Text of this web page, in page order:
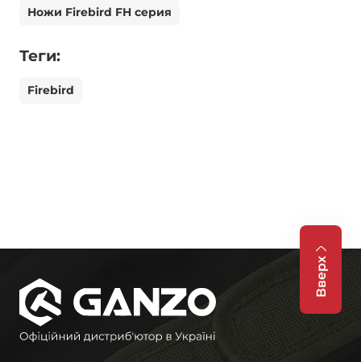
Ножи Firebird FH серия
Теги:
Firebird
Вверх